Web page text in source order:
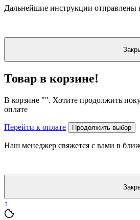
Дальнейшие инструкции отправлены
Товар в корзине!
В корзине "". Хотите продолжить
оплате
Перейти к оплате Продолжить выбор
Наш менеджер свяжется с вами в
↑